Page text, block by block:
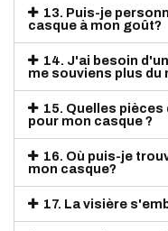
13. Puis-je
casque à mon goût?
14. J'ai besoin
me souviens plus du
15. Quelles
pour mon casque ?
16. Où puis-je
mon casque?
17. La visière